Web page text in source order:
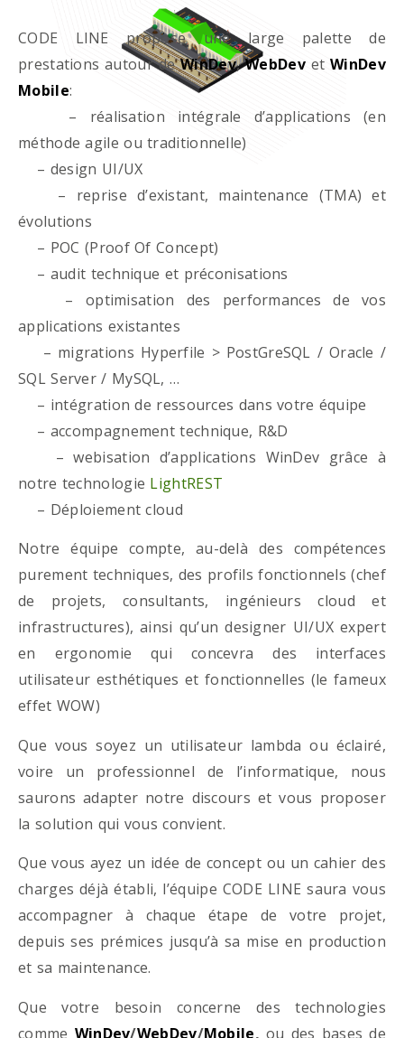
CODE LINE propose une large palette de
prestations autour deWinDev,WebDevet WinDev
Mobile:
– réalisation intégrale d’applications (en
méthode agile ou traditionnelle)
– design UI/UX
– reprise d’existant, maintenance (TMA) et
évolutions
– POC (Proof Of Concept)
– audit technique et préconisations
– optimisation des performances de vos
applications existantes
– migrations Hyperfile > PostGreSQL / Oracle /
SQL Server / MySQL, …
– intégration de ressources dans votre équipe
– accompagnement technique, R&D
– webisation d’applications WinDev grâce à
notre technologie LightREST
– Déploiement cloud
Notre équipe compte, au-delà des compétences
purement techniques, des profils fonctionnels (chef
de projets, consultants, ingénieurs cloud et
infrastructures), ainsi qu’un designer UI/UX expert
en ergonomie qui concevra des interfaces
utilisateur esthétiques et fonctionnelles (le fameux
effet WOW)
Que vous soyez un utilisateur lambda ou éclairé,
voire un professionnel de l’informatique, nous
saurons adapter notre discours et vous proposer
la solution qui vous convient.
Que vous ayez un idée de concept ou un cahier des
charges déjà établi, l’équipe CODE LINE saura vous
accompagner à chaque étape de votre projet,
depuis ses prémices jusqu’à sa mise en production
et sa maintenance.
Que votre besoin concerne des technologies
comme WinDev/WebDev/Mobile, ou des bases de